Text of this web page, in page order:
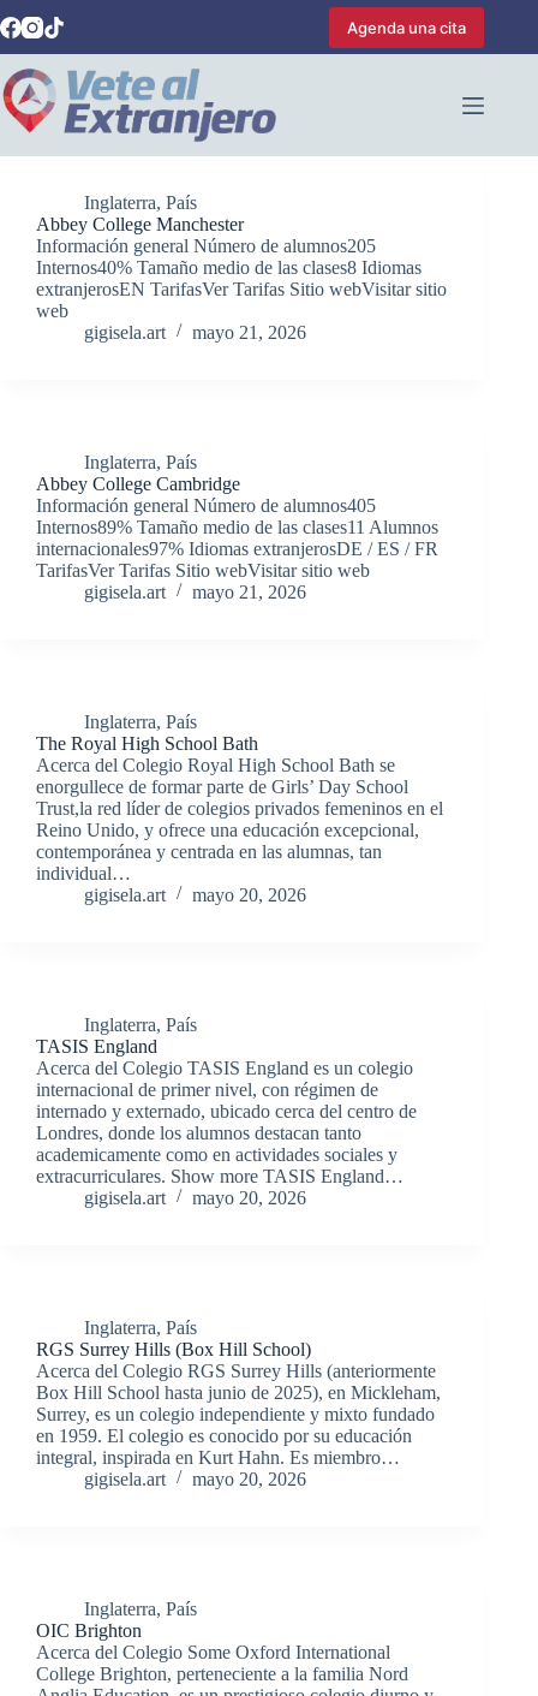
al
contenido
Agenda una cita
Inglaterra, País
Abbey College Manchester
Información general Número de alumnos205
Internos40% Tamaño medio de las clases8 Idiomas
extranjerosEN TarifasVer Tarifas Sitio webVisitar sitio
web
gigisela.art
mayo 21, 2026
Inglaterra, País
Abbey College Cambridge
Información general Número de alumnos405
Internos89% Tamaño medio de las clases11 Alumnos
internacionales97% Idiomas extranjerosDE / ES / FR
TarifasVer Tarifas Sitio webVisitar sitio web
gigisela.art
mayo 21, 2026
Inglaterra, País
The Royal High School Bath
Acerca del Colegio Royal High School Bath se
enorgullece de formar parte de Girls’ Day School
Trust,la red líder de colegios privados femeninos en el
Reino Unido, y ofrece una educación excepcional,
contemporánea y centrada en las alumnas, tan
individual…
gigisela.art
mayo 20, 2026
Inglaterra, País
TASIS England
Acerca del Colegio TASIS England es un colegio
internacional de primer nivel, con régimen de
internado y externado, ubicado cerca del centro de
Londres, donde los alumnos destacan tanto
academicamente como en actividades sociales y
extracurriculares. Show more TASIS England…
gigisela.art
mayo 20, 2026
Inglaterra, País
RGS Surrey Hills (Box Hill School)
Acerca del Colegio RGS Surrey Hills (anteriormente
Box Hill School hasta junio de 2025), en Mickleham,
Surrey, es un colegio independiente y mixto fundado
en 1959. El colegio es conocido por su educación
integral, inspirada en Kurt Hahn. Es miembro…
gigisela.art
mayo 20, 2026
Inglaterra, País
OIC Brighton
Acerca del Colegio Some Oxford International
College Brighton, perteneciente a la familia Nord